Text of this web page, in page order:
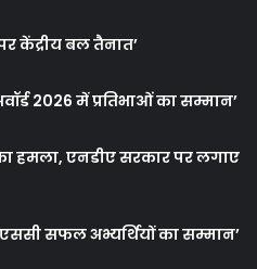
केंद्रीय बल तैनात’
2026 में प्रतिभाओं का सम्मान’
हमला, एनडीए सरकार पर लगाए
सफल अभ्यर्थियों का सम्मान’